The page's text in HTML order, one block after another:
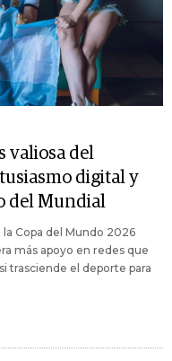
valiosa del
digital y
del Mundial
Copa del Mundo 2026
más apoyo en redes que
trasciende el deporte para